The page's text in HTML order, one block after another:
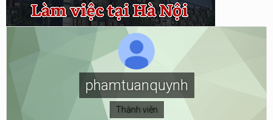
phamtuanquynh
Thành viên